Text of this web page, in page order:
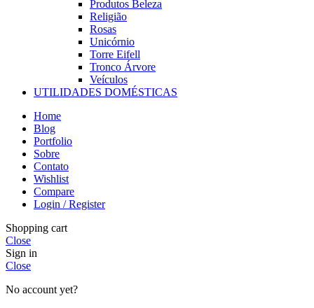
Produtos Beleza
Religião
Rosas
Unicórnio
Torre Eifell
Tronco Árvore
Veículos
UTILIDADES DOMÉSTICAS
Home
Blog
Portfolio
Sobre
Contato
Wishlist
Compare
Login / Register
Shopping cart
Close
Sign in
Close
No account yet?